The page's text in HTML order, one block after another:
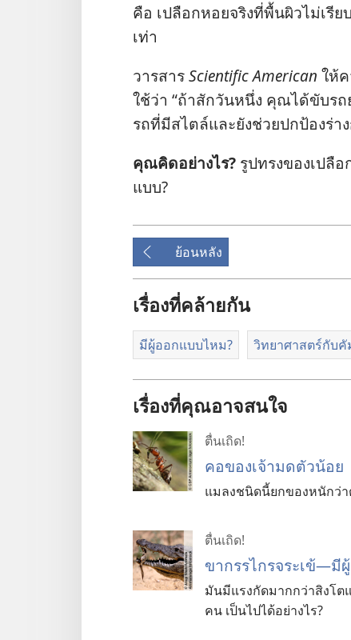
คือ เปลือก​หอย​จริง​ที่​พื้น​ผิว​ไม่​เรี
เท่า
วารสารScientific American ให้​
ใช้​ว่า “ถ้า​สัก​วัน​หนึ่ง คุณ​ได้​ขับ​ร
รถ​ที่​มี​สไตล์​และ​ยัง​ช่วย​ปก​ป้อง​ร่า
คุณ​คิด​อย่าง​ไร? รูป​ทรง​ของ​เปลื
แบบ?
ย้อนหลัง
เรื่องที่คล้ายกัน
มีผู้ออกแบบไหม? วิทยาศาสตร์กับคั
เรื่องที่คุณอาจสนใจ
ตื่นเถิด!
คอ​ของ​เจ้า​มด​ตัว​น้อย
แมลง​ชนิด​นี้​ยก​ของ​หนัก​ว่า​
ตื่นเถิด!
ขากรรไกรจระเข้—มี
มันมีแรงกัดมากกว่าสิงโต
คน เป็นไปได้อย่างไร?